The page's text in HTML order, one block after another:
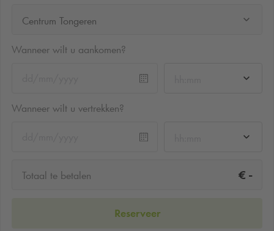
Centrum Tongeren
Wanneer wilt u aankomen?
Wanneer wilt u vertrekken?
Totaal te betalen € -
Reserveer